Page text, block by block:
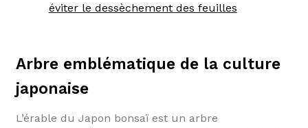
éviter le dessèchement des feuilles
Arbre emblématique de la culture
japonaise
L’érable du Japon bonsaï est un arbre